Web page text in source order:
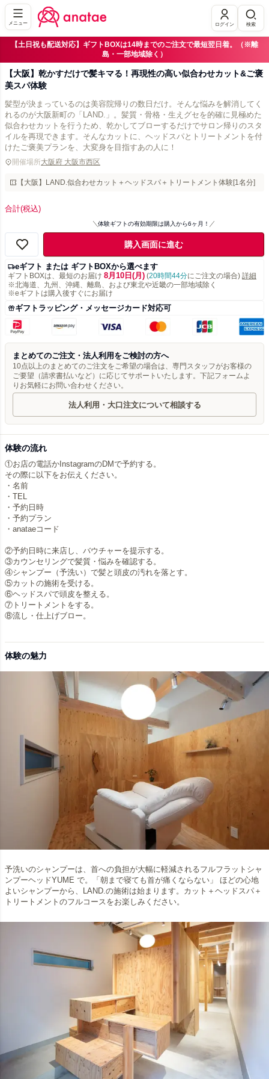
メニュー ログイン 検索
【土日祝も配送対応】ギフトBOXは14時までのご注文で最短翌日着。（※離
島・一部地域除く）
【大阪】乾かすだけで髪キマる！再現性の高い似合わせカット&ご褒
美スパ体験
髪型が決まっているのは美容院帰りの数日だけ。そんな悩みを解消してく
れるのが大阪新町の「LAND.」。髪質・骨格・生えグセを的確に見極めた
似合わせカットを行うため、乾かしてブローするだけでサロン帰りのスタ
イルを再現できます。そんなカットに、ヘッドスパとトリートメントを付
けたご褒美プランを、大変身を目指すあの人に！
開催場所大阪府 大阪市西区
【大阪】LAND.似合わせカット＋ヘッドスパ＋トリートメント体験[1名分]
合計(税込)
体験ギフトの有効期限は購入から6ヶ月！
購入画面に進む
eギフト または ギフトBOXから選べます
ギフトBOXは、最短のお届け 8月10日(月) (20時間44分にご注文の場合) 詳細
※北海道、九州、沖縄、離島、および東北や近畿の一部地域除く
※eギフトは購入後すぐにお届け
ギフトラッピング・メッセージカード対応可
まとめてのご注文・法人利用をご検討の方へ
10点以上のまとめてのご注文をご希望の場合は、専門スタッフがお客様の
ご要望（請求書払いなど）に応じてサポートいたします。下記フォームよ
りお気軽にお問い合わせください。
法人利用・大口注文について相談する
体験の流れ
①お店の電話かInstagramのDMで予約する。
その際に以下をお伝えください。
・名前
・TEL
・予約日時
・予約プラン
・anataeコード
②予約日時に来店し、バウチャーを提示する。
③カウンセリングで髪質・悩みを確認する。
④シャンプー（予洗い）で髪と頭皮の汚れを落とす。
⑤カットの施術を受ける。
⑥ヘッドスパで頭皮を整える。
⑦トリートメントをする。
⑧流し・仕上げブロー。
体験の魅力
予洗いのシャンプーは、首への負担が大幅に軽減されるフルフラットシャ
ンプーヘッドYUME で。「朝まで寝ても首が痛くならない」 ほどの心地
よいシャンプーから、LAND.の施術は始まります。カット＋ヘッドスパ＋
トリートメントのフルコースをお楽しみください。